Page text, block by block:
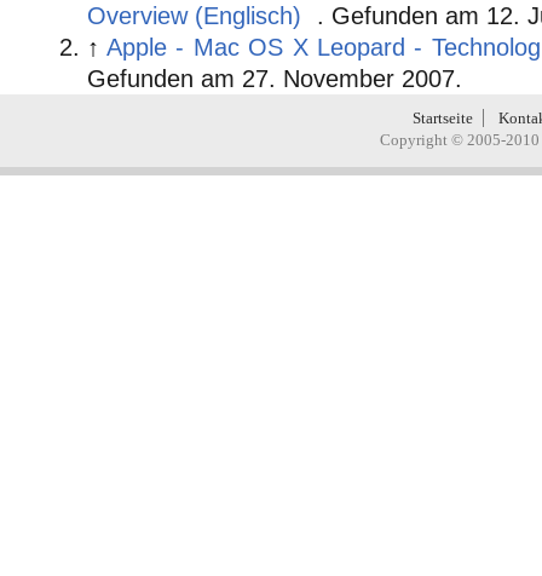
Overview (Englisch)
. Gefunden am 12.
↑ Apple - Mac OS X Leopard -
Gefunden am 27. November 2007.
Startseite
Copyright © 2005-2010